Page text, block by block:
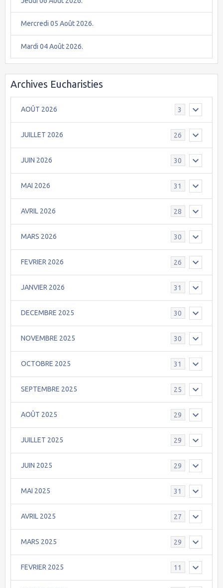
Mercredi 05 Août 2026.
Mardi 04 Août 2026.
Archives Eucharisties
AOÛT 2026 3
JUILLET 2026 26
JUIN 2026 30
MAI 2026 31
AVRIL 2026 28
MARS 2026 30
FEVRIER 2026 26
JANVIER 2026 31
DECEMBRE 2025 30
NOVEMBRE 2025 30
OCTOBRE 2025 31
SEPTEMBRE 2025 25
AOÛT 2025 29
JUILLET 2025 29
JUIN 2025 29
MAI 2025 31
AVRIL 2025 27
MARS 2025 29
FEVRIER 2025 11